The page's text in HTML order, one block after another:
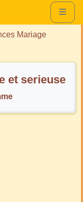
Mariage
Une relation a long terme et serieuse